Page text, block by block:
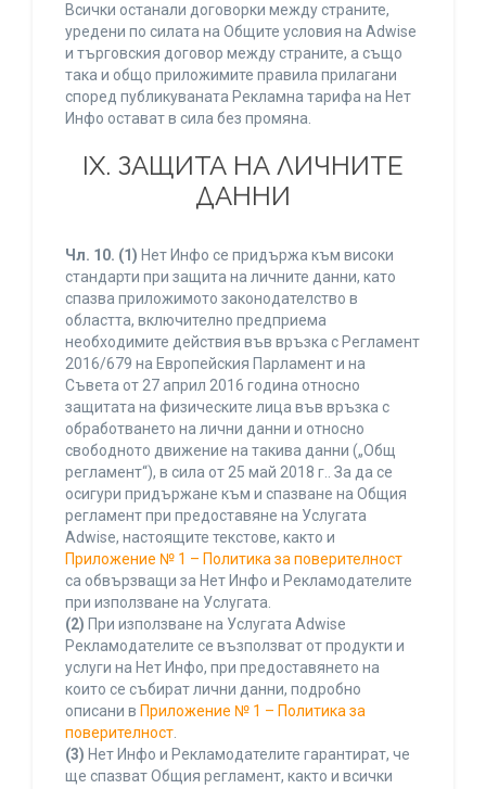
Всички останали договорки между страните,
уредени по силата на Общите условия на Adwise
и търговския договор между страните, а също
така и общо приложимите правила прилагани
според публикуваната Рекламна тарифа на Нет
Инфо остават в сила без промяна.
IХ. ЗАЩИТА НА ЛИЧНИТЕ
ДАННИ
Чл. 10. (1) Нет Инфо се придържа към високи
стандарти при защита на личните данни, като
спазва приложимото законодателство в
областта, включително предприема
необходимите действия във връзка с Регламент
2016/679 на Европейския Парламент и на
Съвета от 27 април 2016 година относно
защитата на физическите лица във връзка с
обработването на лични данни и относно
свободното движение на такива данни („Общ
регламент“), в сила от 25 май 2018 г.. За да се
осигури придържане към и спазване на Общия
регламент при предоставяне на Услугата
Adwise, настоящите текстове, както и
Приложение № 1 – Политика за поверителност
са обвързващи за Нет Инфо и Рекламодателите
при използване на Услугата.
(2) При използване на Услугата Adwise
Рекламодателите се възползват от продукти и
услуги на Нет Инфо, при предоставянето на
които се събират лични данни, подробно
описани в Приложение № 1 – Политика за
поверителност.
(3) Нет Инфо и Рекламодателите гарантират, че
ще спазват Общия регламент, както и всички